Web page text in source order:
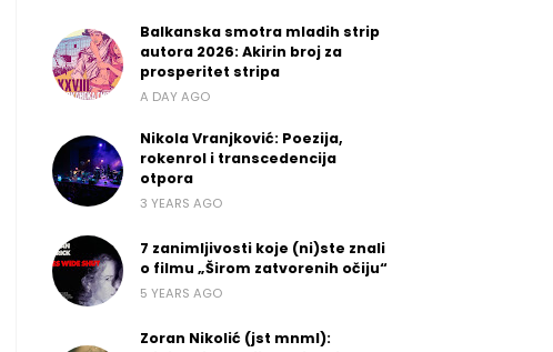
Balkanska smotra mladih strip
autora 2026: Akirin broj za
prosperitet stripa
A DAY AGO
Nikola Vranjković: Poezija,
rokenrol i transcedencija
otpora
3 YEARS AGO
7 zanimljivosti koje (ni)ste znali
o filmu „Širom zatvorenih očiju“
5 YEARS AGO
Zoran Nikolić (jst mnml):